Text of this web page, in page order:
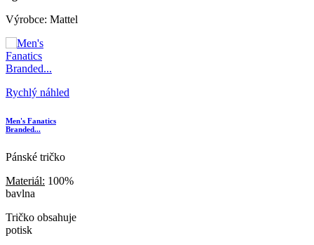
Výrobce: Mattel
Rychlý náhled
Men's Fanatics
Branded...
Pánské tričko
Materiál: 100%
bavlna
Tričko obsahuje
potisk